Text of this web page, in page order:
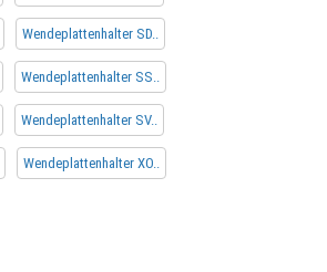
Wendeplattenhalter SD..
Wendeplattenhalter SS..
Wendeplattenhalter SV..
Wendeplattenhalter XO..